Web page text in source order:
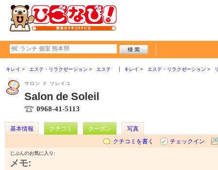
キレイ エステ・リラクゼーション エステ キレイ エステ・リラクゼーション
サロン ド ソレイユ
Salon de Soleil
0968-41-5113
基本情報 クチコミ クーポン
写真
クチコミを書く
チェックイン
じぶんのお気に入り:
メモ: